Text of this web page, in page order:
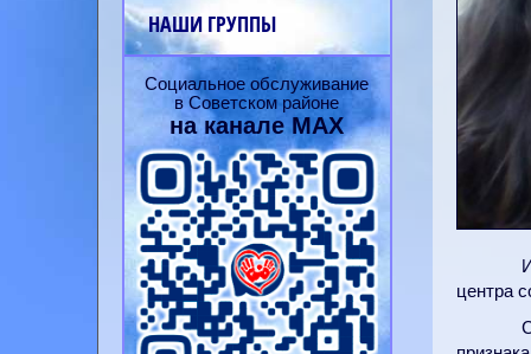
центра
НАШИ ГРУППЫ
Социальное обслуживание
в Советском районе
на канале MAX